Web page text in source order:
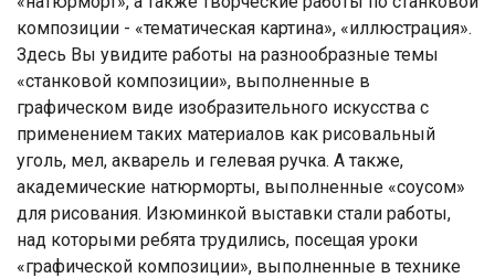
композиции - «тематическая картина», «иллюстрация».
Здесь Вы увидите работы на разнообразные темы
«станковой композиции», выполненные в
графическом виде изобразительного искусства с
применением таких материалов как рисовальный
уголь, мел, акварель и гелевая ручка. А также,
академические натюрморты, выполненные «соусом»
для рисования. Изюминкой выставки стали работы,
над которыми ребята трудились, посещая уроки
«графической композиции», выполненные в технике